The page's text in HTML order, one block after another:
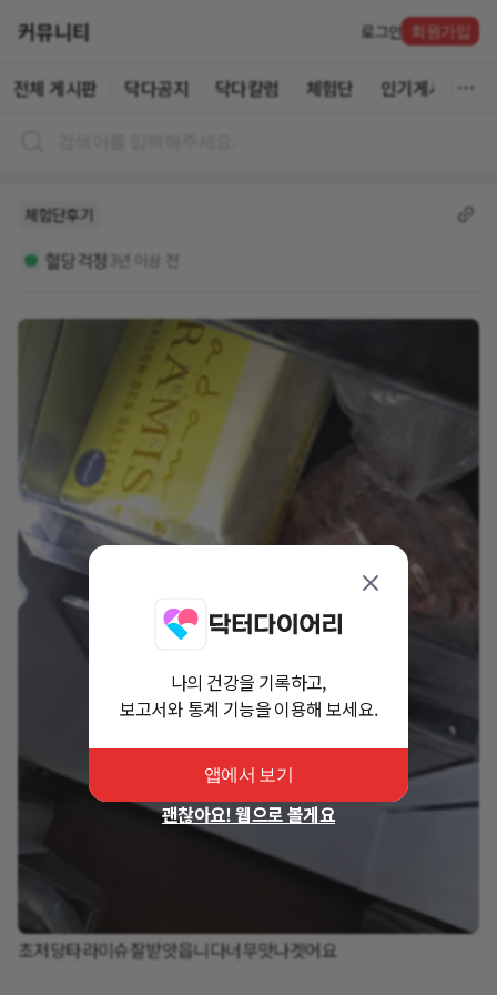
커뮤니티 로그인 회원가입
전체 게시판 닥다공지 닥다칼럼 체험단 인기게시글
체험단후기
혈당걱정 3년 이상 전
초저당타라미슈잘받앗읍니다너무맛나겟어요
나의 건강을 기록하고,
보고서와 통계 기능을 이용해 보세요.
앱에서 보기
괜찮아요! 웹으로 볼게요